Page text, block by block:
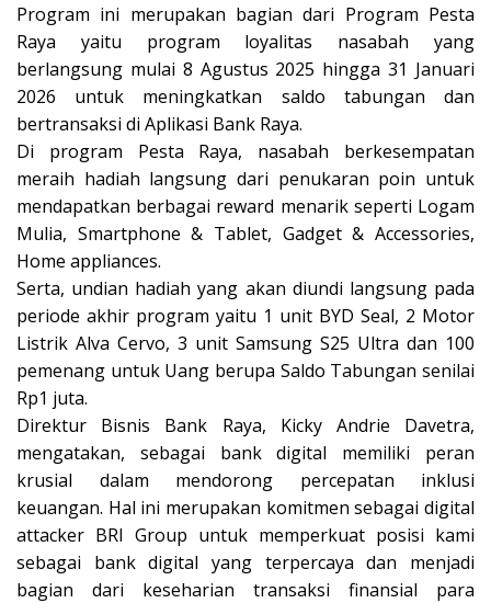
Program ini merupakan bagian dari Program Pesta
Raya yaitu program loyalitas nasabah yang
berlangsung mulai 8 Agustus 2025 hingga 31 Januari
2026 untuk meningkatkan saldo tabungan dan
bertransaksi di Aplikasi Bank Raya.
Di program Pesta Raya, nasabah berkesempatan
meraih hadiah langsung dari penukaran poin untuk
mendapatkan berbagai reward menarik seperti Logam
Mulia, Smartphone & Tablet, Gadget & Accessories,
Home appliances.
Serta, undian hadiah yang akan diundi langsung pada
periode akhir program yaitu 1 unit BYD Seal, 2 Motor
Listrik Alva Cervo, 3 unit Samsung S25 Ultra dan 100
pemenang untuk Uang berupa Saldo Tabungan senilai
Rp1 juta.
Direktur Bisnis Bank Raya, Kicky Andrie Davetra,
mengatakan, sebagai bank digital memiliki peran
krusial dalam mendorong percepatan inklusi
keuangan. Hal ini merupakan komitmen sebagai digital
attacker BRI Group untuk memperkuat posisi kami
sebagai bank digital yang terpercaya dan menjadi
bagian dari keseharian transaksi finansial para